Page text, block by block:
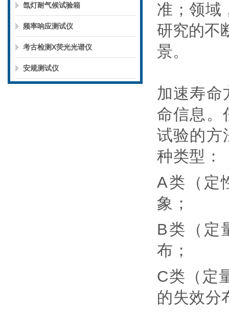
氙灯耐气候试验箱
频率响应测试仪
考古检测X荧光光谱仪
安规测试仪
准；领域
研究的不
景。
加速寿命
命信息。
试验的方
种类型 ：
A类（定
象；
B类（定
布；
C类（定
的失效分